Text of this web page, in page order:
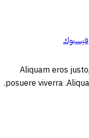
فيسبوك
Aliquam eros
posuere viverra